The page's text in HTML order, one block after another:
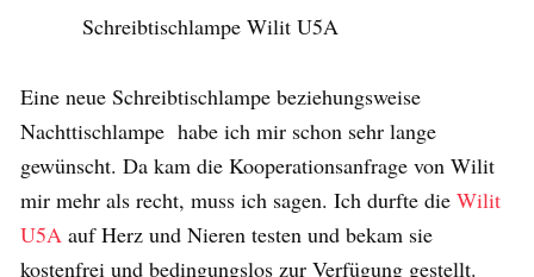
Schreibtischlampe Wilit U5A
Eine neue Schreibtischlampe beziehungsweise
Nachttischlampe habe ich mir schon sehr lange
gewünscht. Da kam die Kooperationsanfrage von Wilit
mir mehr als recht, muss ich sagen. Ich durfte die Wilit
U5A auf Herz und Nieren testen und bekam sie
kostenfrei und bedingungslos zur Verfügung gestellt.